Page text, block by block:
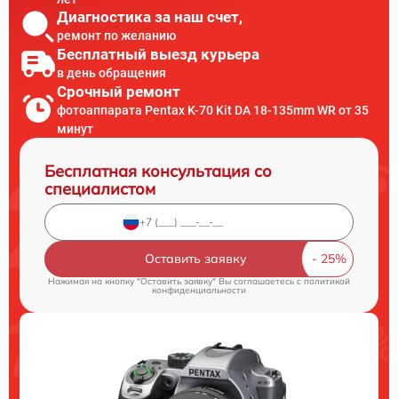
Диагностика за наш счет,
ремонт по желанию
Бесплатный выезд курьера
в день обращения
Срочный ремонт
фотоаппарата Pentax K-70 Kit DA 18-135mm WR от 35
минут
Бесплатная консультация со
специалистом
Оставить заявку
Нажимая на кнопку "Оставить заявку" Вы соглашаетесь cполитикой
конфиденциальности